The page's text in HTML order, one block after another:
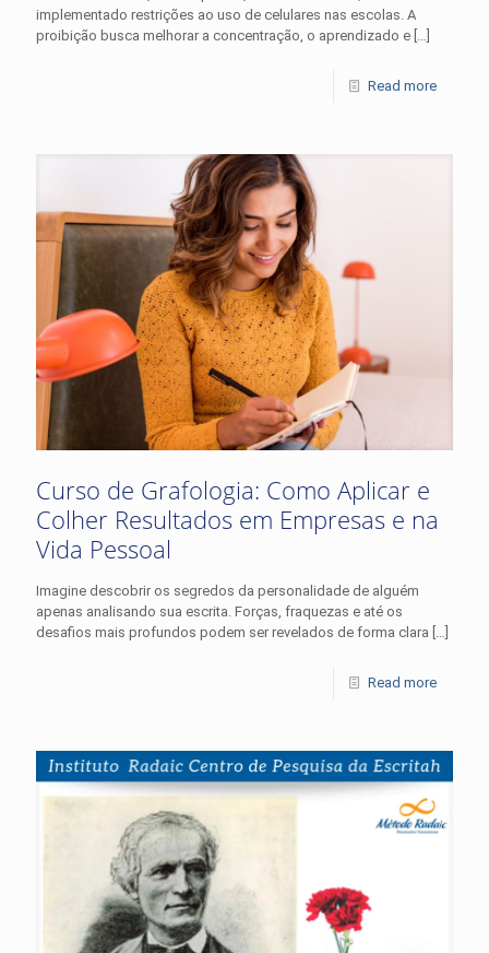
implementado restrições ao uso de celulares nas escolas. A
proibição busca melhorar a concentração, o aprendizado e […]
Read more
Curso de Grafologia: Como Aplicar e
Colher Resultados em Empresas e na
Vida Pessoal
Imagine descobrir os segredos da personalidade de alguém
apenas analisando sua escrita. Forças, fraquezas e até os
desafios mais profundos podem ser revelados de forma clara […]
Read more